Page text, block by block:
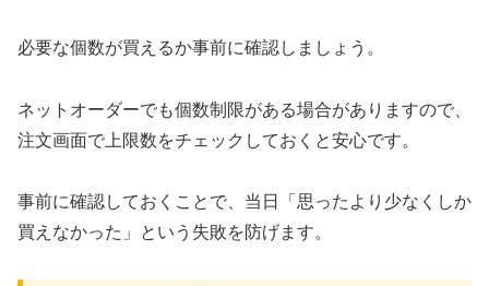
必要な個数が買えるか事前に確認しましょう。
ネットオーダーでも個数制限がある場合がありますので、
注文画面で上限数をチェックしておくと安心です。
事前に確認しておくことで、当日「思ったより少なくしか
買えなかった」という失敗を防げます。